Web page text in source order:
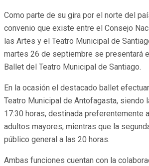
Como parte de su gira por el norte del
convenio que existe entre el Consejo
las Artes y el Teatro Municipal de
martes 26 de septiembre se presentará
Ballet del Teatro Municipal de Santiago.
En la ocasión el destacado ballet
Teatro Municipal de Antofagasta, siendo
17:30 horas, destinada preferentemente
adultos mayores, mientras que la
público general a las 20 horas.
Ambas funciones cuentan con la